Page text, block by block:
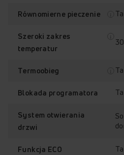
Równomierne pieczenie
Szeroki zakres
temperatur
Termoobieg
Blokada programatora
System otwierania
drzwi
Funkcja ECO